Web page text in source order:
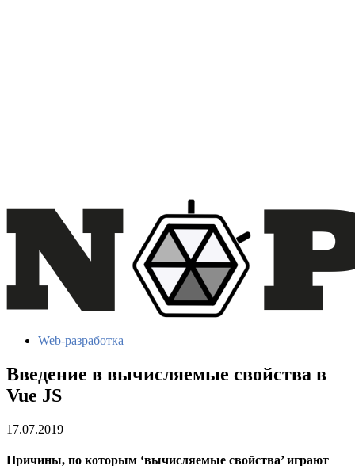
Web-разработка
Введение в вычисляемые свойства в
Vue JS
17.07.2019
Причины, по которым ‘вычисляемые свойства’ играют